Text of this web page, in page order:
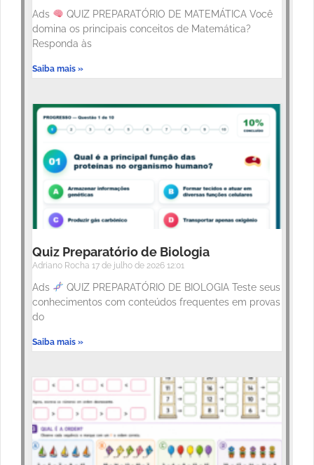
Ads
QUIZ PREPARATÓRIO DE MATEMÁTICA Você
domina os principais conceitos de Matemática?
Responda às
Saiba mais »
Quiz Preparatório de Biologia
Adriano Rocha 17 de julho de 2026 12:01
Ads
QUIZ PREPARATÓRIO DE BIOLOGIA Teste seus
conhecimentos com conteúdos frequentes em provas
do
Saiba mais »